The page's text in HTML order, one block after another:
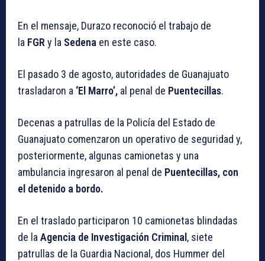
En el mensaje, Durazo reconoció el trabajo de
la FGR y la Sedena en este caso.
El pasado 3 de agosto, autoridades de Guanajuato
trasladaron a ‘El Marro’, al penal de Puentecillas.
Decenas a patrullas de la Policía del Estado de
Guanajuato comenzaron un operativo de seguridad y,
posteriormente, algunas camionetas y una
ambulancia ingresaron al penal de Puentecillas, con
el detenido a bordo.
En el traslado participaron 10 camionetas blindadas
de la Agencia de Investigación Criminal , siete
patrullas de la Guardia Nacional, dos Hummer del